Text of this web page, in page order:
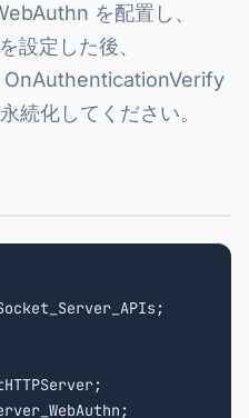
を配置し、
設定した後、
続化してください。